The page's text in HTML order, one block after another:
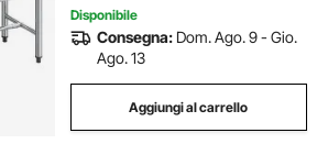
Disponibile
Consegna: Dom. Ago. 9 - Gio.
Ago. 13
Aggiungi al carrello